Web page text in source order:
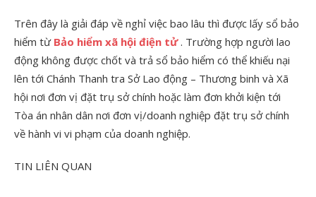
Trên đây là giải đáp về nghỉ việc bao lâu thì được lấy sổ bảo
hiểm từ Bảo hiểm xã hội điện tử. Trường hợp người lao
động không được chốt và trả sổ bảo hiểm có thể khiếu nại
lên tới Chánh Thanh tra Sở Lao động – Thương binh và Xã
hội nơi đơn vị đặt trụ sở chính hoặc làm đơn khởi kiện tới
Tòa án nhân dân nơi đơn vị/doanh nghiệp đặt trụ sở chính
về hành vi vi phạm của doanh nghiệp.
TIN LIÊN QUAN